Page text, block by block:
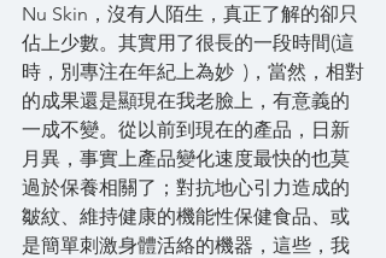
Nu Skin，沒有人陌生，真正了解的卻只
佔上少數。其實用了很長的一段時間(這
時，別專注在年紀上為妙  )，當然，相對
的成果還是顯現在我老臉上，有意義的
一成不變。從以前到現在的產品，日新
月異，事實上產品變化速度最快的也莫
過於保養相關了；對抗地心引力造成的
皺紋、維持健康的機能性保健食品、或
是簡單刺激身體活絡的機器，這些，我